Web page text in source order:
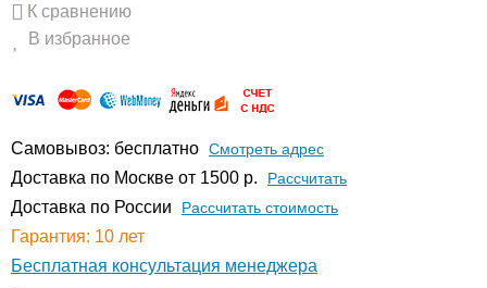
К сравнению
В избранное
Самовывоз: бесплатно Смотреть адрес
Доставка по Москве от 1500 р. Расcчитать
Доставка по России Рассчитать стоимость
Гарантия: 10 лет
Бесплатная консультация менеджера